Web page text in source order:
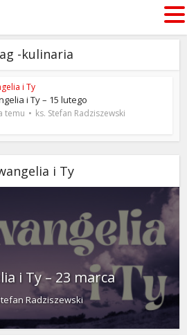
-kulinaria
i Ty
i Ty – 15 lutego
temu ks. Stefan Radziszewski
i Ty
i Ty – 23 marca
Radziszewski